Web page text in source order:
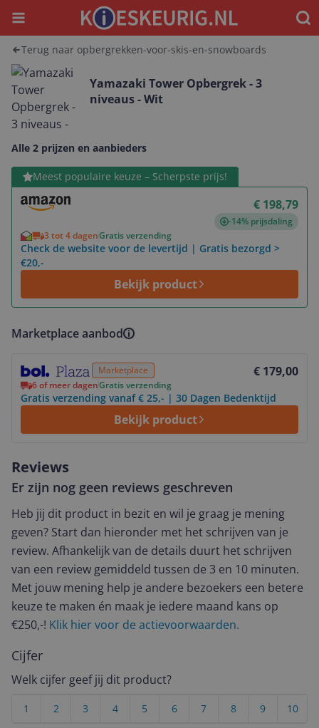
Menu
Terug naar opbergrekken-voor-skis-en-snowboards
Yamazaki Tower Opbergrek - 3
niveaus - Wit
Alle 2 prijzen en aanbieders
Meest populaire keuze – Scherpste prijs!
€ 198,79
-14% prijsdaling
3 tot 4 dagenGratis verzending
Check de website voor de levertijd | Gratis bezorgd >
€20,-
Bekijk product
Bekijk product
Marketplace aanbod
Marketplace € 179,00
6 of meer dagenGratis verzending
Gratis verzending vanaf € 25,- | 30 Dagen Bedenktijd
Bekijk product
Reviews
Er zijn nog geen reviews geschreven
Heb jij dit product in bezit en wil je graag je mening
geven? Start dan hieronder met het schrijven van je
review. Afhankelijk van de details duurt het schrijven
van een review gemiddeld tussen de 3 en 10 minuten.
Met jouw mening help je andere bezoekers een betere
keuze te maken én maak je iedere maand kans op
€250,-! Klik hier voor de actievoorwaarden.
Cijfer
Welk cijfer geef jij dit product?
10
9
8
7
6
5
4
3
2
1